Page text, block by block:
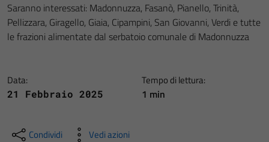
Saranno interessati: Madonnuzza, Fasanò, Pianello, Trinità,
Pellizzara, Giragello, Giaia, Cipampini, San Giovanni, Verdi e tutte
le frazioni alimentate dal serbatoio comunale di Madonnuzza
Data:
21 Febbraio 2025
Tempo di lettura:
1 min
Condividi Vedi azioni